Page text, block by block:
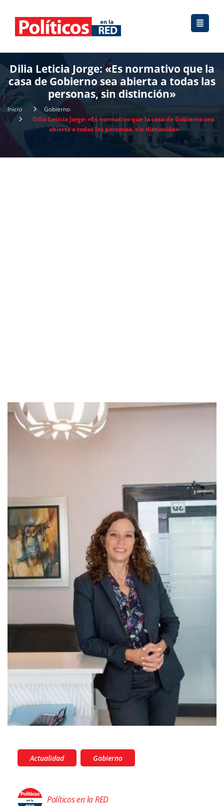
Dilia Leticia Jorge: «Es normativo que la
casa de Gobierno sea abierta a todas las
personas, sin distinción»
Inicio
Gobierno
Dilia Leticia Jorge: «Es normativo que la casa de Gobierno sea
abierta a todas las personas, sin distinción»
Actualidad Gobierno
Políticos en la RED